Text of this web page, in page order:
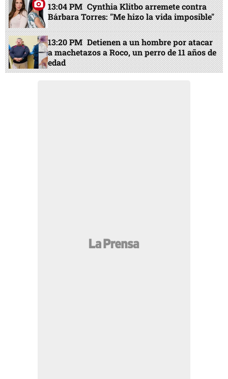
13:04 PM Cynthia Klitbo arremete contra
Bárbara Torres: "Me hizo la vida imposible"
13:20 PM Detienen a un hombre por atacar
a machetazos a Roco, un perro de 11 años de
edad